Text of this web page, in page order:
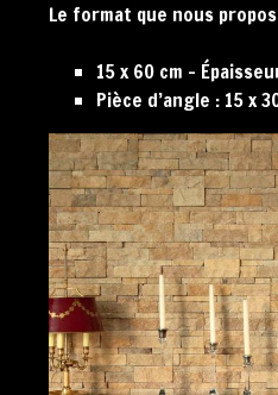
Le format que nous
15 x 60 cm –
Pièce d’angle : 15 x